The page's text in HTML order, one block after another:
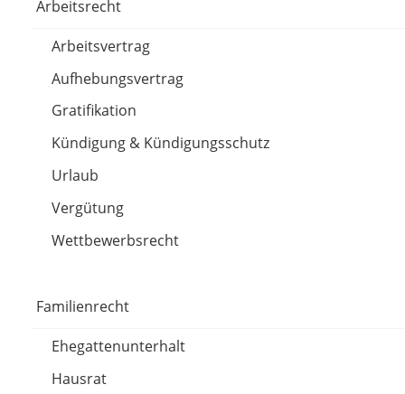
Arbeitsrecht
Arbeitsvertrag
Aufhebungsvertrag
Gratifikation
Kündigung & Kündigungsschutz
Urlaub
Vergütung
Wettbewerbsrecht
Familienrecht
Ehegattenunterhalt
Hausrat